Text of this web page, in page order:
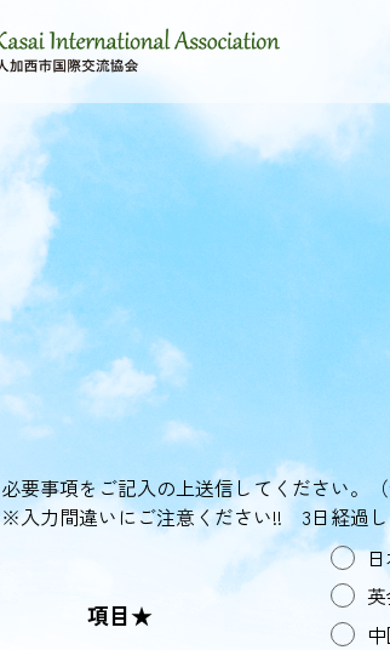
必要事項をご記入の上送信してください。
※入力間違いにご注意ください!! 3日経過し
項目★